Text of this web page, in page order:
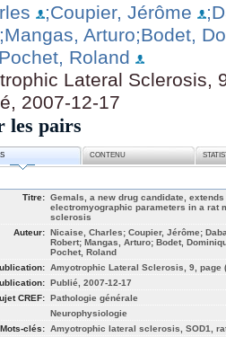
;Coupier, Jérôme
;Mangas, Arturo;Bodet,
Roland
Lateral Sclerosis,
2007-12-17
les pairs
CONTENU
Titre: Gemals, a new drug candidate,
electromyographic parameters in a rat
sclerosis
Auteur: Nicaise, Charles; Coupier, Jérôme;
Robert; Mangas, Arturo; Bodet,
Pochet, Roland
Amyotrophic Lateral Sclerosis, 9, page
Publié, 2007-12-17
CREF: Pathologie générale
Neurophysiologie
Mots-clés: Amyotrophic lateral sclerosis, SOD1,